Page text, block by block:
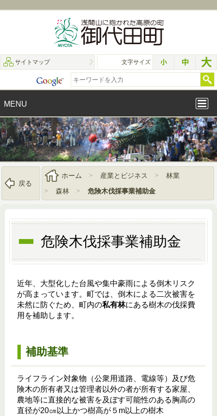
サイトマップ 文字サイズ
MENU
戻る
ホーム 産業とビジネス
林業
森林
危険木伐採事業補助金
危険木伐採事業補助金
近年、大型化した台風や集中豪雨による倒木リスク
が高まっています。町では、倒木による二次被害を
未然に防ぐため、町内の私有林にある樹木の伐採費
用を補助します。
補助基準
ライフライン対象物（公衆用道路、電線等）及び危
険木の所有者又は管理者以外の者が所有する家屋、
農地等に直接的な被害を及ぼす可能性のある胸高の
直径が20㎝以上かつ樹高が５m以上の樹木